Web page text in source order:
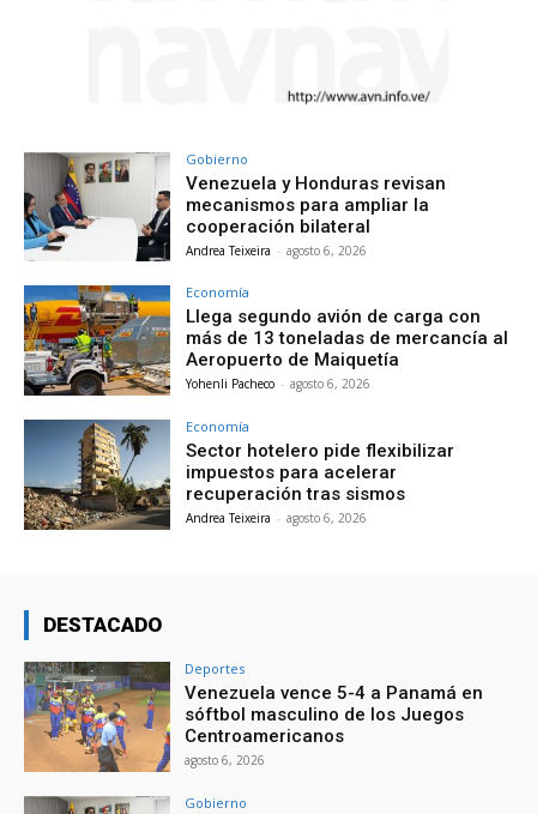
Gobierno
Venezuela y Honduras revisan
mecanismos para ampliar la
cooperación bilateral
Andrea Teixeira - agosto 6, 2026
Economía
Llega segundo avión de carga con
más de 13 toneladas de mercancía al
Aeropuerto de Maiquetía
Yohenli Pacheco - agosto 6, 2026
Economía
Sector hotelero pide flexibilizar
impuestos para acelerar
recuperación tras sismos
Andrea Teixeira - agosto 6, 2026
DESTACADO
Deportes
Venezuela vence 5-4 a Panamá en
sóftbol masculino de los Juegos
Centroamericanos
agosto 6, 2026
Gobierno